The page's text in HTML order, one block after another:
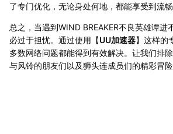
了专门优化，无论身处何地，都能享受到流畅
总之，当遇到WIND BREAKER不良英雄谭进
必过于担忧。通过使用【UU加速器】这样的
多数网络问题都能得到有效解决。让我们排
与风铃的朋友们以及狮头连成员们的精彩冒险